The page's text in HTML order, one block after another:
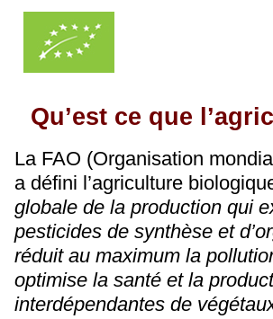
Qu’est ce que
La FAO (Organisation
a défini l’agriculture
globale de la production qui
pesticides de synthèse et
réduit au maximum la
optimise la santé et la
interdépendantes de